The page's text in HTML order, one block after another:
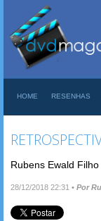
HOME RESENHAS
Rubens Ewald
28/12/2018 22:31 • Por